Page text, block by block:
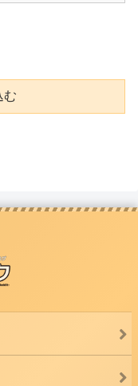
む